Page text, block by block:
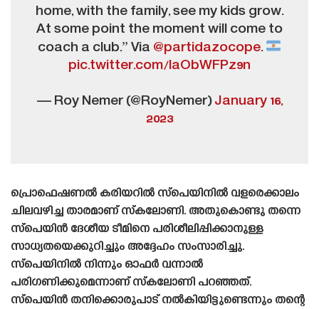
home, with the family, see my kids grow.
At some point the moment will come to
coach a club.” Via @partidazocope.
pic.twitter.com/laObWFPz9n
— Roy Nemer (@RoyNemer)January 16,
2023
പ്രൊഫെഷണൽ കരിയറിൽ സ്പെയിനിൽ വളരെക്കാലം
ചിലവഴിച്ച താരമാണ് സ്‌കലോണി. അതുകൊണ്ടു തന്നെ
സ്പെയിൻ ദേശീയ ടീമിനെ പരിശീലിപ്പിക്കാനുള്ള
സാധ്യതയെക്കുറിച്ചും അദ്ദേഹം സംസാരിച്ചു.
സ്പെയിനിൽ നിന്നും ഓഫർ വന്നാൽ
പരിഗണിക്കുമെന്നാണ് സ്‌കലോണി പറഞ്ഞത്.
സ്പെയിൻ തനിക്കൊരുപാട് നൽകിയിട്ടുണ്ടെന്നും തന്റെ